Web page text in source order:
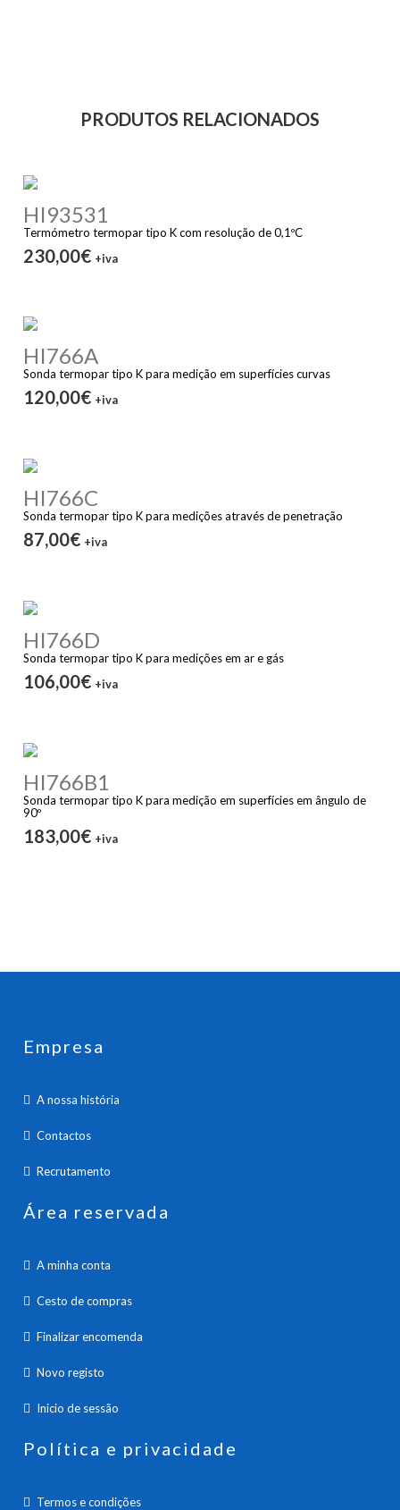
PRODUTOS RELACIONADOS
HI93531
Termómetro termopar tipo K com resolução de 0,1ºC
230,00€ +iva
HI766A
Sonda termopar tipo K para medição em superfícies curvas
120,00€ +iva
HI766C
Sonda termopar tipo K para medições através de penetração
87,00€ +iva
HI766D
Sonda termopar tipo K para medições em ar e gás
106,00€ +iva
HI766B1
Sonda termopar tipo K para medição em superfícies em ângulo de
90º
183,00€ +iva
Empresa
A nossa história
Contactos
Recrutamento
Área reservada
A minha conta
Cesto de compras
Finalizar encomenda
Novo registo
Inicio de sessão
Política e privacidade
Termos e condições